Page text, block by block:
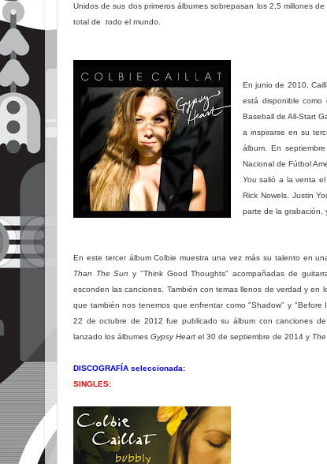
Unidos de sus dos primeros álbumes sobrepasan los 2,5 millones
total de todo el mundo.
En junio de 2010,
está disponible
Baseball de All-Start
a inspirarse en su
álbum. En
Nacional de Fútbol
Yousalió a la venta el
Rick Nowels. Justin
parte de la grabación,
En este tercer álbum Colbie muestra una vez más su talento en
Than The Sun y "Think Good Thoughts" acompañadas de
esconden las canciones. También con temas llenos de verdad y
que también nos tenemos que enfrentar como "Shadow" y
22 de octubre de 2012 fue publicado su álbum con canciones de
lanzado los álbumes Gypsy Heart el 30 de septiembre de 2014 y
DISCOGRAFÍA seleccionada:
SINGLES: